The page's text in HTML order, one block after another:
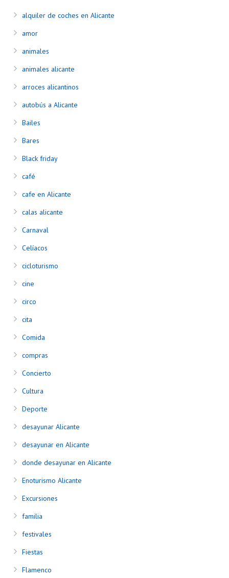
alquiler de coches en Alicante
amor
animales
animales alicante
arroces alicantinos
autobús a Alicante
Bailes
Bares
Black friday
café
cafe en Alicante
calas alicante
Carnaval
Celíacos
cicloturismo
cine
circo
cita
Comida
compras
Concierto
Cultura
Deporte
desayunar Alicante
desayunar en Alicante
donde desayunar en Alicante
Enoturismo Alicante
Excursiones
familia
festivales
Fiestas
Flamenco